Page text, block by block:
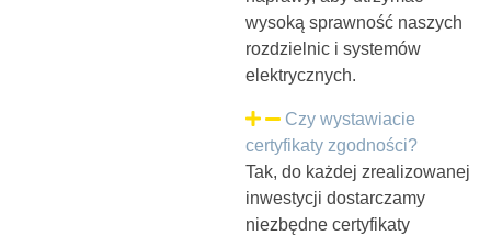
wysoką sprawność naszych
rozdzielnic i systemów
elektrycznych.
Czy wystawiacie
certyfikaty zgodności?
Tak, do każdej zrealizowanej
inwestycji dostarczamy
niezbędne certyfikaty